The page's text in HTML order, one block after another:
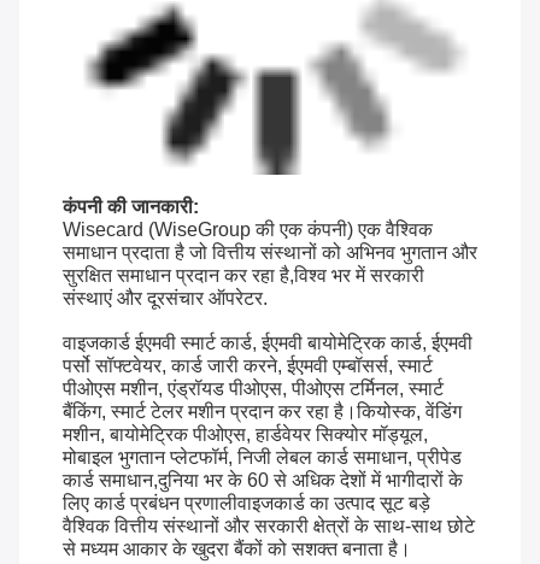
कंपनी की जानकारी:
Wisecard (WiseGroup की एक कंपनी) एक वैश्विक
समाधान प्रदाता है जो वित्तीय संस्थानों को अभिनव भुगतान और
सुरक्षित समाधान प्रदान कर रहा है,विश्व भर में सरकारी
संस्थाएं और दूरसंचार ऑपरेटर.
वाइजकार्ड ईएमवी स्मार्ट कार्ड, ईएमवी बायोमेट्रिक कार्ड, ईएमवी
पर्सो सॉफ्टवेयर, कार्ड जारी करने, ईएमवी एम्बॉसर्स, स्मार्ट
पीओएस मशीन, एंड्रॉयड पीओएस, पीओएस टर्मिनल, स्मार्ट
बैंकिंग, स्मार्ट टेलर मशीन प्रदान कर रहा है।कियोस्क, वेंडिंग
मशीन, बायोमेट्रिक पीओएस, हार्डवेयर सिक्योर मॉड्यूल,
मोबाइल भुगतान प्लेटफॉर्म, निजी लेबल कार्ड समाधान, प्रीपेड
कार्ड समाधान,दुनिया भर के 60 से अधिक देशों में भागीदारों के
लिए कार्ड प्रबंधन प्रणालीवाइजकार्ड का उत्पाद सूट बड़े
वैश्विक वित्तीय संस्थानों और सरकारी क्षेत्रों के साथ-साथ छोटे
से मध्यम आकार के खुदरा बैंकों को सशक्त बनाता है।